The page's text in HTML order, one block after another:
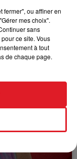
fermer", ou affiner en
mes choix".
sans
ce site. Vous
à tout
de chaque page.